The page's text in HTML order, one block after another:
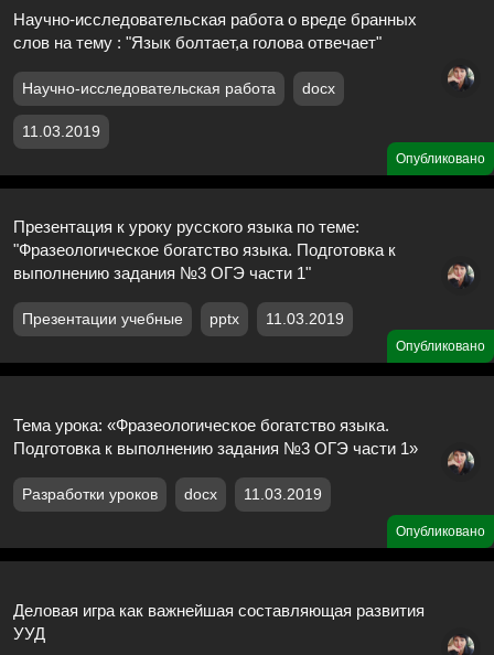
Опубликовано
Научно-исследовательская работа о вреде бранных
слов на тему : "Язык болтает,а голова отвечает"
Научно-исследовательская работа docx
11.03.2019
Опубликовано
Презентация к уроку русского языка по теме:
"Фразеологическое богатство языка. Подготовка к
выполнению задания №3 ОГЭ части 1"
Презентации учебные pptx 11.03.2019
Опубликовано
Тема урока: «Фразеологическое богатство языка.
Подготовка к выполнению задания №3 ОГЭ части 1»
Разработки уроков docx 11.03.2019
Деловая игра как важнейшая составляющая развития
УУД